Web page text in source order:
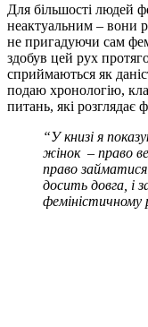
Для більшості людей
неактуальним – вони
не пригадуючи сам
здобув цей рух
сприймаються як
подаю хронологію,
питань, які розглядає
“У книзі я
жінок – право
право
досить довга, і
феміністичному